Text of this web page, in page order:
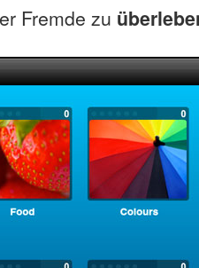
Fremde zu